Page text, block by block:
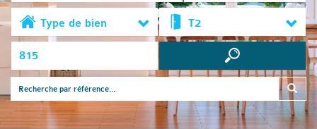
Type de bien T2